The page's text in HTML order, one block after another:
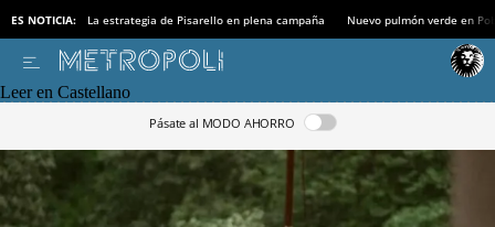
ES NOTICIA: La estrategia de Pisarello en plena campaña Nuevo pulmón verde en
Leer en Castellano
Pásate al MODO AHORRO